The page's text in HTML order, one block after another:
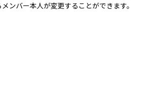
ンバー本人が変更することができます。